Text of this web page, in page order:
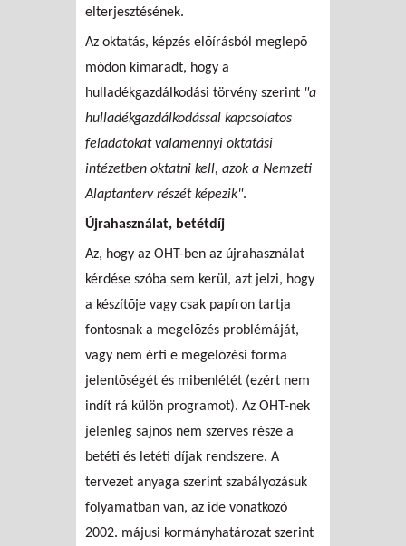
elterjesztésének.
Az oktatás, képzés elõírásból meglepõ
módon kimaradt, hogy a
hulladékgazdálkodási törvény szerint "a
hulladékgazdálkodással kapcsolatos
feladatokat valamennyi oktatási
intézetben oktatni kell, azok a Nemzeti
Alaptanterv részét képezik".
Újrahasználat, betétdíj
Az, hogy az OHT-ben az újrahasználat
kérdése szóba sem kerül, azt jelzi, hogy
a készítõje vagy csak papíron tartja
fontosnak a megelõzés problémáját,
vagy nem érti e megelõzési forma
jelentõségét és mibenlétét (ezért nem
indít rá külön programot). Az OHT-nek
jelenleg sajnos nem szerves része a
betéti és letéti díjak rendszere. A
tervezet anyaga szerint szabályozásuk
folyamatban van, az ide vonatkozó
2002. májusi kormányhatározat szerint